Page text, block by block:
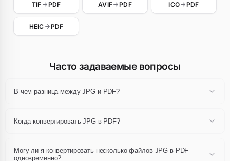
TIF PDF AVIF PDF ICO PDF
HEIC PDF
Часто задаваемые вопросы
В чем разница между JPG и PDF?
сжатия и свойствами, такими как прозрачность или анимация.
Когда конвертировать JPG в PDF?
использование требует свойств последнего: лучшее сжатие,
поддержка прозрачности, совместимость с конкретным
Могу ли я конвертировать несколько файлов JPG в PDF
одновременно?